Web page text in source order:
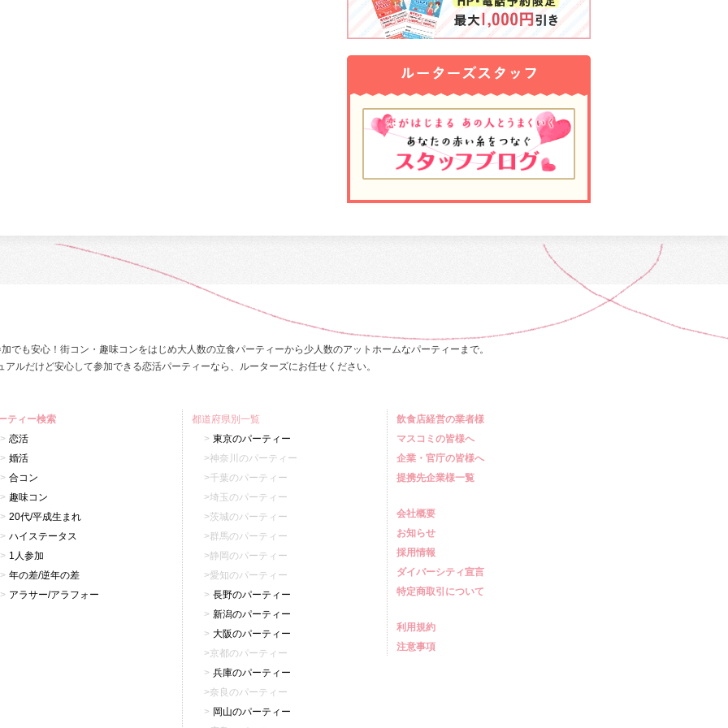
でも安心！街コン・趣味コンをはじめ大人数の立食パーティーから少人数のアットホームなパーティーまで。
アルだけど安心して参加できる恋活パーティーなら、ルーターズにお任せください。
ティー検索
恋活
婚活
合コン
趣味コン
20代/平成生まれ
ハイステータス
1人参加
年の差/逆年の差
アラサー/アラフォー
都道府県別一覧
東京のパーティー
神奈川のパーティー
千葉のパーティー
埼玉のパーティー
茨城のパーティー
群馬のパーティー
静岡のパーティー
愛知のパーティー
長野のパーティー
新潟のパーティー
大阪のパーティー
京都のパーティー
兵庫のパーティー
奈良のパーティー
岡山のパーティー
飲食店経営の業者様
マスコミの皆様へ
企業・官庁の皆様へ
提携先企業様一覧
会社概要
お知らせ
採用情報
ダイバーシティ宣言
特定商取引について
利用規約
注意事項